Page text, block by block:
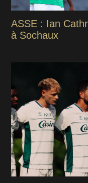
ASSE : Ian
à Sochaux